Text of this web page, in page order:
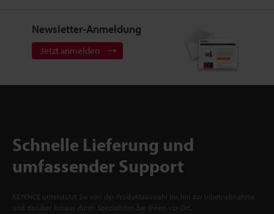
Newsletter-Anmeldung
Jetzt anmelden
Schnelle Lieferung und
umfassender Support
KEYENCE unterstützt Sie von der Produktauswahl bis hin zur Inbetriebnahme
und darüber hinaus durch Spezialisten bei Ihnen vor Ort.